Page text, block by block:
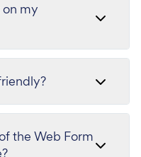
my
the Web Form